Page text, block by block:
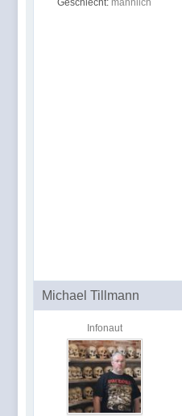
Geschlecht: männlich
Michael Tillmann
Infonaut